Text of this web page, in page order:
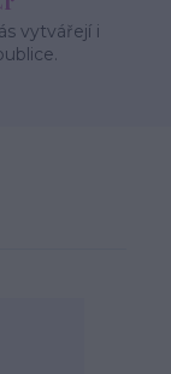
vytvářejí i